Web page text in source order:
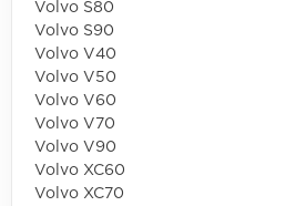
Volvo S80
Volvo S90
Volvo V40
Volvo V50
Volvo V60
Volvo V70
Volvo V90
Volvo XC60
Volvo XC70